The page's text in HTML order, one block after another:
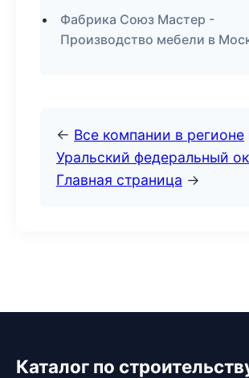
Фабрика Союз Мастер -
Производство мебели в
← Все компании в регионе
Уральский федеральный
Главная страница →
Каталог по